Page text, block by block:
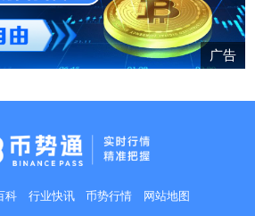
广告
科 行业快讯 币势行情 网站地图